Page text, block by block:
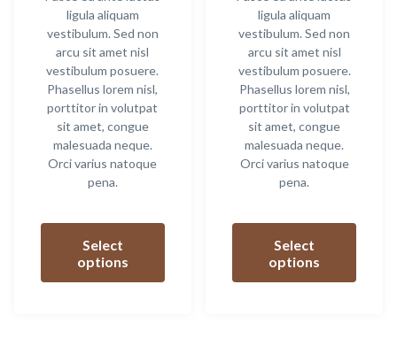
ligula aliquam
vestibulum. Sed non
arcu sit amet nisl
vestibulum posuere.
Phasellus lorem nisl,
porttitor in volutpat
sit amet, congue
malesuada neque.
Orci varius natoque
pena.
Select
options
multiple
ligula aliquam
vestibulum. Sed non
arcu sit amet nisl
vestibulum posuere.
Phasellus lorem nisl,
porttitor in volutpat
sit amet, congue
malesuada neque.
Orci varius natoque
pena.
Select
options